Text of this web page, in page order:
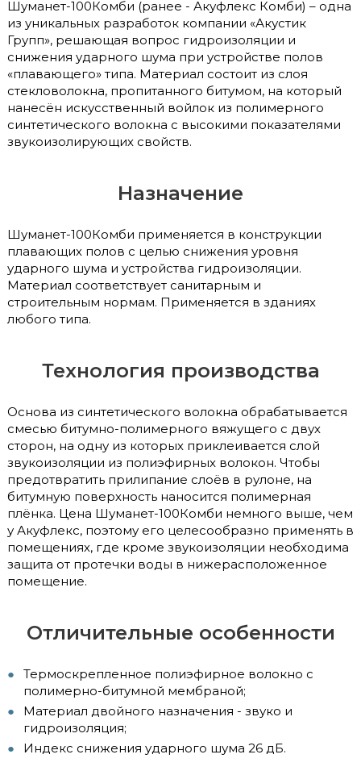
Шуманет-100Комби (ранее - Акуфлекс Комби) – одна
из уникальных разработок компании «Акустик
Групп», решающая вопрос гидроизоляции и
снижения ударного шума при устройстве полов
«плавающего» типа. Материал состоит из слоя
стекловолокна, пропитанного битумом, на который
нанесён искусственный войлок из полимерного
синтетического волокна с высокими показателями
звукоизолирующих свойств.
Назначение
Шуманет-100Комби применяется в конструкции
плавающих полов с целью снижения уровня
ударного шума и устройства гидроизоляции.
Материал соответствует санитарным и
строительным нормам. Применяется в зданиях
любого типа.
Технология производства
Основа из синтетического волокна обрабатывается
смесью битумно-полимерного вяжущего с двух
сторон, на одну из которых приклеивается слой
звукоизоляции из полиэфирных волокон. Чтобы
предотвратить прилипание слоёв в рулоне, на
битумную поверхность наносится полимерная
плёнка. Цена Шуманет-100Комби немного выше, чем
у Акуфлекс, поэтому его целесообразно применять в
помещениях, где кроме звукоизоляции необходима
защита от протечки воды в нижерасположенное
помещение.
Отличительные особенности
Термоскрепленное полиэфирное волокно с
полимерно-битумной мембраной;
Материал двойного назначения - звуко и
гидроизоляция;
Индекс снижения ударного шума 26 дБ.